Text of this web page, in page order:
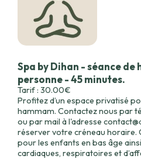
Spa by Dihan - séance de
personne - 45 minutes.
Tarif : 30.00€
Profitez d’un espace privatisé
hammam. Contactez nous par
ou par mail à l'adresse
réserver votre créneau horaire.
pour les enfants en bas âge
cardiaques, respiratoires et